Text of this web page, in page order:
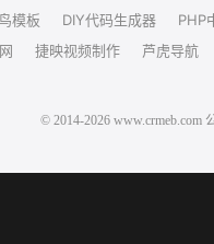
模板 DIY代码生成器
PHP
捷映视频制作 芦虎导航
© 2014-2026